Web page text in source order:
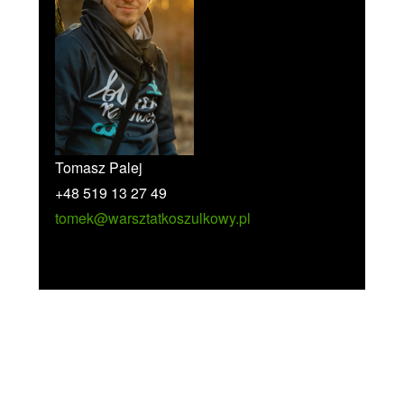
Tomasz Palej
+48 519 13 27 49
tomek@warsztatkoszulkowy.pl